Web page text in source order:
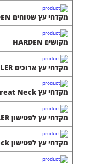
מקדחי עץ ארוכים HELLER
מקדחי עץ Great Neck
מקדחי עץ לפטישון HELLER
מקדחי עץ לפטישון Great Neck
מקדחים מדורגים
מקדחי עץ HELLER
מקדחי כוס יהלום Great Neck